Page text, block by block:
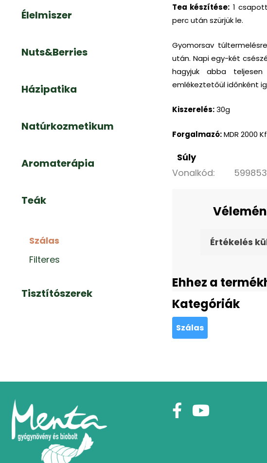
Élelmiszer
Nuts&Berries
Házipatika
Natúrkozmetikum
Aromaterápia
Teák
Szálas
Filteres
Tisztítószerek
Tea készítése: 1
perc után szürjük le.
Gyomorsav
után. Napi egy-két
hagyjuk abba
emlékeztetőül időnként
Kiszerelés:30g
Forgalmazó:MDR 2000
Súly
Vonalkód:
Értékelés
Ehhez a
Kategóriák
Szálas